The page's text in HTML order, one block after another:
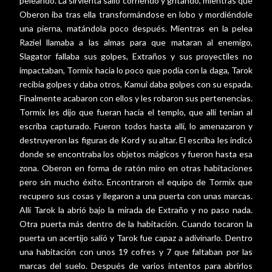
Oberon iba tras ella transformándose en lobo y mordiéndole
una pierna, matándola poco después. Mientras en la pelea
Raziel llamaba a las almas para que mataran al enemigo,
Slagator fallaba sus golpes, Extraños y sus proyectiles no
impactaban, Tormix hacia lo poco que podía con la daga, Tarok
recibía golpes y daba otros, Kamui daba golpes con su espada.
Finalmente acabaron con ellos y les robaron sus pertenencias.
Tormix les dijo que fueran hacia el templo, que allí tenían al
escriba capturado. Fueron todos hasta allí, lo amenazaron y
destruyeron las figuras de Kord y su altar. El escriba les indicó
donde se encontraba los objetos mágicos y fueron hasta esa
zona. Oberon en forma de ratón miro en otras habitaciones
pero sin mucho éxito. Encontraron el equipo de Tormix que
recupero sus cosas y llegaron a una puerta con unas marcas.
Allí Tarok la abrió bajo la mirada de Extraño y no paso nada.
Otra puerta más dentro de la habitación. Cuando tocaron la
puerta un acertijo salió y Tarok fue capaz a adivinarlo. Dentro
una habitación con unos 19 cofres y 7 que faltaban por las
marcas del suelo. Después de varios intentos para abrirlos